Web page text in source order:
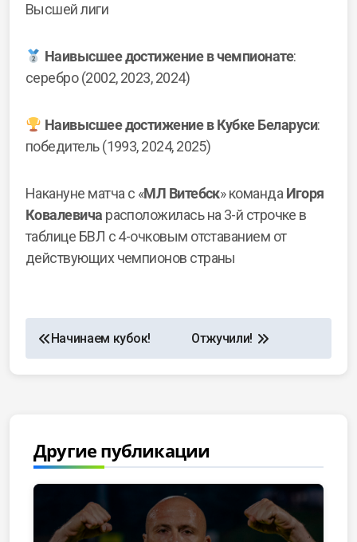
Высшей лиги
Наивысшее достижение в чемпионате:
серебро (2002, 2023, 2024)
Наивысшее достижение в Кубке Беларуси:
победитель (1993, 2024, 2025)
Накануне матча с «МЛ Витебск» командаИгоря
Ковалевича расположилась на 3-й строчке в
таблице БВЛ с 4-очковым отставанием от
действующих чемпионов страны
Начинаем кубок! Отжучили!
Другие публикации